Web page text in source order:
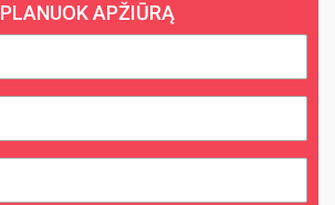
PLANUOK APŽIŪRĄ